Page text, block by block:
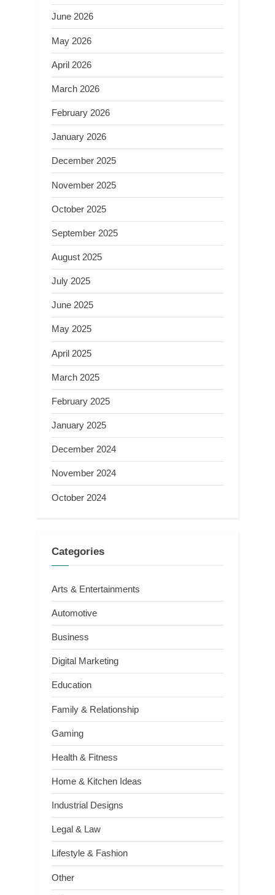
June 2026
May 2026
April 2026
March 2026
February 2026
January 2026
December 2025
November 2025
October 2025
September 2025
August 2025
July 2025
June 2025
May 2025
April 2025
March 2025
February 2025
January 2025
December 2024
November 2024
October 2024
Categories
Arts & Entertainments
Automotive
Business
Digital Marketing
Education
Family & Relationship
Gaming
Health & Fitness
Home & Kitchen Ideas
Industrial Designs
Legal & Law
Lifestyle & Fashion
Other